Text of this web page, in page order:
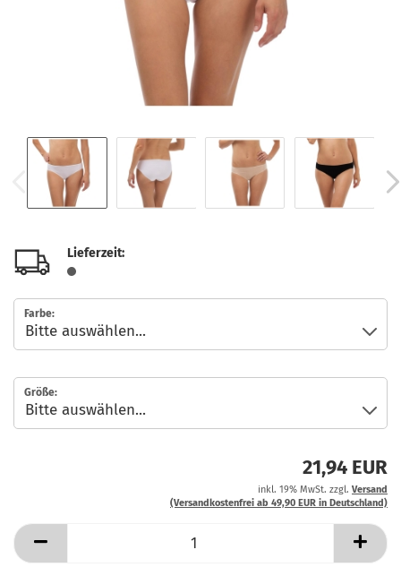
Lieferzeit:
Farbe:
Größe:
21,94 EUR
inkl. 19% MwSt. zzgl. Versand
(Versandkostenfrei ab 49,90 EUR in Deutschland)